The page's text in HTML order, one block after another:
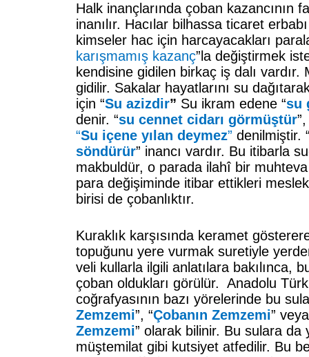
Halk inançlarında çoban kazancının
inanılır. Hacılar bilhassa ticaret
kimseler hac için harcayacakları
karışmamış kazanç”la değiştirmek
kendisine gidilen birkaç iş dalı vardır.
gidilir. Sakalar hayatlarını su
için “Su azizdir” Su ikram edene “su
denir. “su cennet cidarı görmüştür”,
“Su içene yılan deymez” denilmiştir.
söndürür” inancı vardır. Bu itibarla
makbuldür, o parada ilahî bir muhteva
para değişiminde itibar ettikleri
birisi de çobanlıktır.
Kuraklık karşısında keramet
topuğunu yere vurmak suretiyle
veli kullarla ilgili anlatılara bakılınca,
çoban oldukları görülür. Anadolu
coğrafyasının bazı yörelerinde bu
Zemzemi”, “Çobanın Zemzemi”
Zemzemi” olarak bilinir. Bu sulara da
müştemilat gibi kutsiyet atfedilir. Bu